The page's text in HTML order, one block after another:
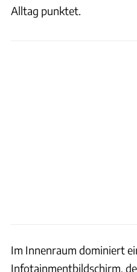
Alltag punktet.
Im Innenraum dominiert
Infotainmentbildschirm,